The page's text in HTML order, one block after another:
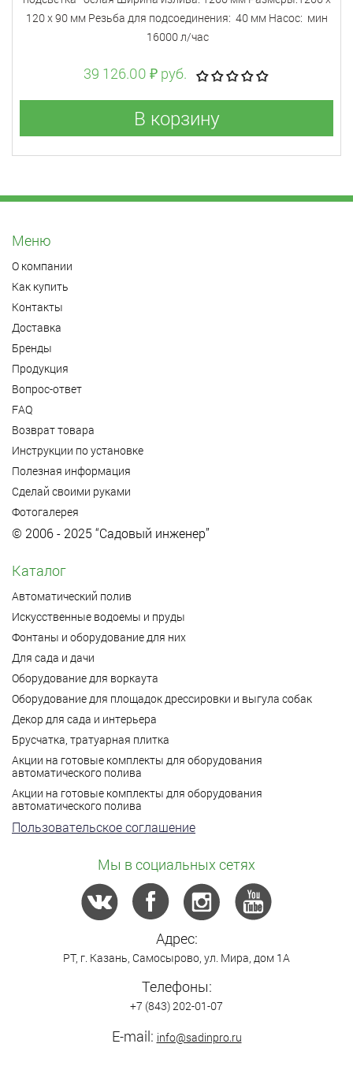
120 х 90 мм Резьба для подсоединения: 40 мм Насос: мин
16000 л/час
39 126.00 ₽ руб.
В корзину
Меню
О компании
Как купить
Контакты
Доставка
Бренды
Продукция
Вопрос-ответ
FAQ
Возврат товара
Инструкции по установке
Полезная информация
Сделай своими руками
Фотогалерея
© 2006 - 2025 “Садовый инженер”
Каталог
Автоматический полив
Искусственные водоемы и пруды
Фонтаны и оборудование для них
Для сада и дачи
Оборудование для воркаута
Оборудование для площадок дрессировки и выгула собак
Декор для сада и интерьера
Брусчатка, тратуарная плитка
Акции на готовые комплекты для оборудования
автоматического полива
Акции на готовые комплекты для оборудования
автоматического полива
Пользовательское соглашение
Мы в социальных сетях
Адрес:
РТ, г. Казань Самосырово ул. Мира, дом 1А
Телефоны:
+7 (843) 202-01-07
E-mail: info@sadinpro.ru